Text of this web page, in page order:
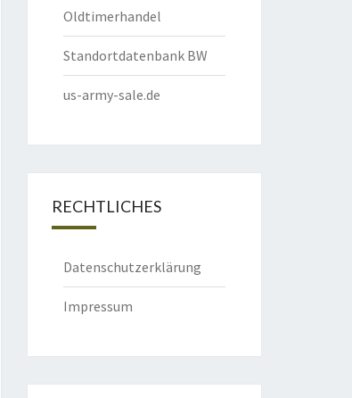
Oldtimerhandel
Standortdatenbank BW
us-army-sale.de
RECHTLICHES
Datenschutzerklärung
Impressum